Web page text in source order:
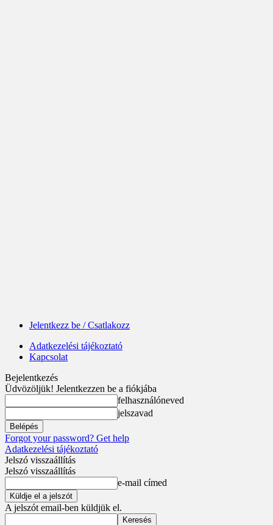
Jelentkezz be / Csatlakozz
Adatkezelési tájékoztató
Kapcsolat
Bejelentkezés
Üdvözöljük! Jelentkezzen be a fiókjába
felhasználóneved
jelszavad
Forgot your password? Get help
Adatkezelési tájékoztató
Jelszó visszaállítás
Jelszó visszaállítás
e-mail címed
A jelszót email-ben küldjük el.